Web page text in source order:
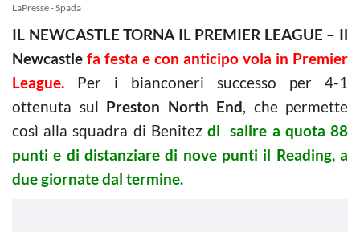
LaPresse - Spada
IL NEWCASTLE TORNA IL PREMIER LEAGUE – Il
Newcastle fa festa e con anticipo vola in Premier
League.
Per i bianconeri successo per 4-1
ottenuta sul Preston North End, che permette
così alla squadra di Benitez di salire a quota 88
punti e di distanziare di nove punti il Reading, a
due giornate dal termine.